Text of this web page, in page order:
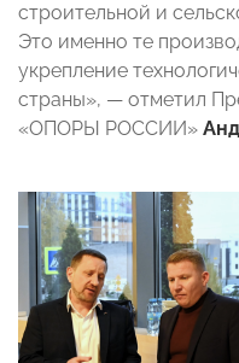
строительной и
Это именно те
укрепление
страны», — отметил
«ОПОРЫ РОССИИ»